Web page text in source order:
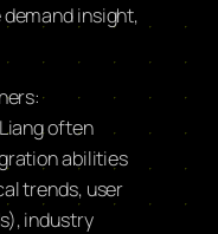
insight,
often
abilities
trends, user
industry